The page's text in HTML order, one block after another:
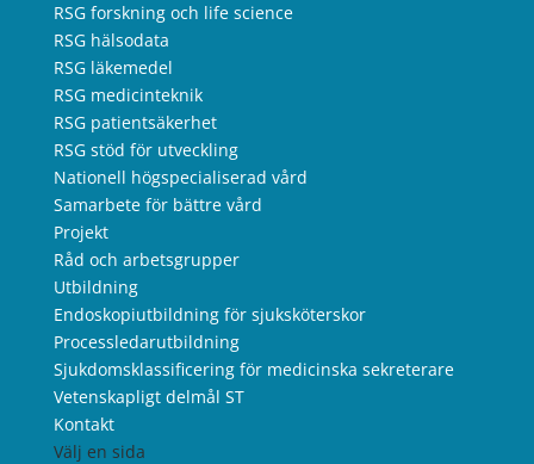
RSG forskning och life science
RSG hälsodata
RSG läkemedel
RSG medicinteknik
RSG patientsäkerhet
RSG stöd för utveckling
Nationell högspecialiserad vård
Samarbete för bättre vård
Projekt
Råd och arbetsgrupper
Utbildning
Endoskopiutbildning för sjuksköterskor
Processledarutbildning
Sjukdomsklassificering för medicinska sekreterare
Vetenskapligt delmål ST
Kontakt
Välj en sida